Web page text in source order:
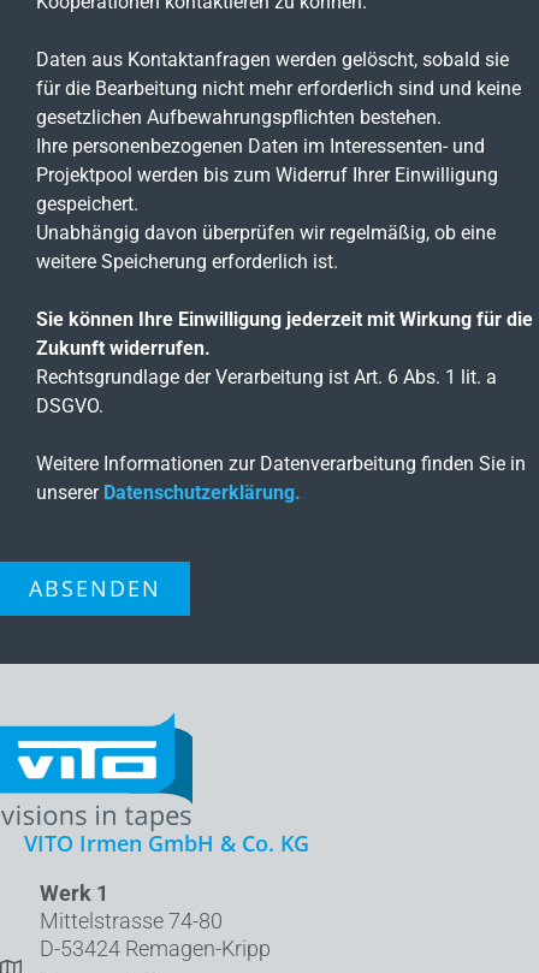
Daten aus Kontaktanfragen werden gelöscht, sobald sie
für die Bearbeitung nicht mehr erforderlich sind und keine
gesetzlichen Aufbewahrungspflichten bestehen.
Ihre personenbezogenen Daten im Interessenten- und
Projektpool werden bis zum Widerruf Ihrer Einwilligung
gespeichert.
Unabhängig davon überprüfen wir regelmäßig, ob eine
weitere Speicherung erforderlich ist.
Sie können Ihre Einwilligung jederzeit mit Wirkung für die
Zukunft widerrufen.
Rechtsgrundlage der Verarbeitung ist Art. 6 Abs. 1 lit. a
DSGVO.
Weitere Informationen zur Datenverarbeitung finden Sie in
unserer Datenschutzerklärung.
ABSENDEN
VITO Irmen GmbH & Co. KG
Werk 1
Mittelstrasse 74-80
D-53424 Remagen-Kripp